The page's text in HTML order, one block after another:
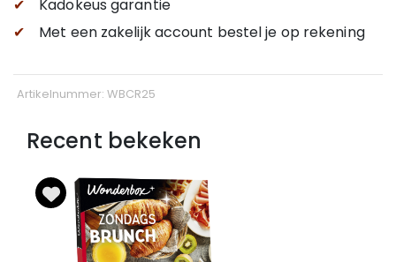
✔
Kadokeus garantie
✔
Met een zakelijk account bestel je op rekening
Artikelnummer: WBCR25
Recent bekeken